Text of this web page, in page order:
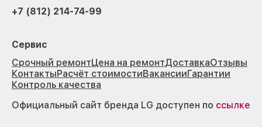
+7 (812) 214-74-99
Сервис
Срочный ремонтЦена на ремонтДоставкаОтзывы
КонтактыРасчёт стоимостиВакансииГарантии
Контроль качества
Официальный сайт бренда LG доступен по ссылке